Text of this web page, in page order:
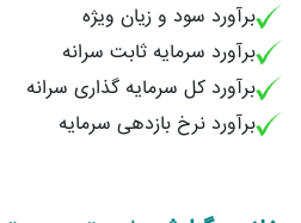
برآورد سود و زیان ویژه
برآورد سرمایه ثابت سرانه
برآورد کل سرمایه گذاری سرانه
برآورد نرخ بازدهی سرمایه